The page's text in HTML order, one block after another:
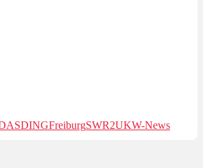
FreiburgSWR2UKW-News